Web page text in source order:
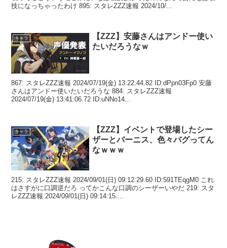
技になっちゃったわけ 895: スタレZZZ速報 2024/10/...
キャラ
【ZZZ】安藤さんはアンドー使い
たいだろうなｗ
867: スタレZZZ速報 2024/07/19(金) 13:22:44.82 ID:dPpn03Fp0 安藤
さんはアンドー使いたいだろうな 884: スタレZZZ速報
2024/07/19(金) 13:41:06.72 ID:uNNo14...
キャラ
【ZZZ】イベントで登場したシー
ザーとバーニス、色々バグってん
なｗｗｗ
215: スタレZZZ速報 2024/09/01(日) 09:12:29.60 ID:591TEqgM0 これ
はさすがに口調逆だろ ってかこんな口調のシーザーいやだ 219: スタ
レZZZ速報 2024/09/01(日) 09:14:15....